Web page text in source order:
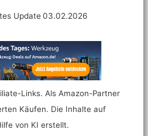
Update 03.02.2026
Links. Als Amazon-Partner
Käufen. Die Inhalte auf
von KI erstellt.